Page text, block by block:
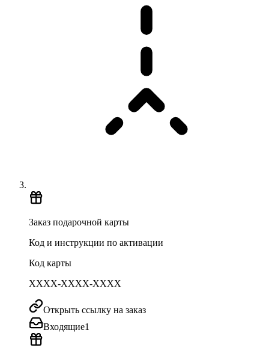
Заказ подарочной карты
Код и инструкции по активации
Код карты
XXXX-XXXX-XXXX
Открыть ссылку на заказ
Входящие1